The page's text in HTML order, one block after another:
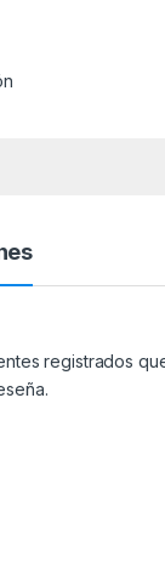
registrados